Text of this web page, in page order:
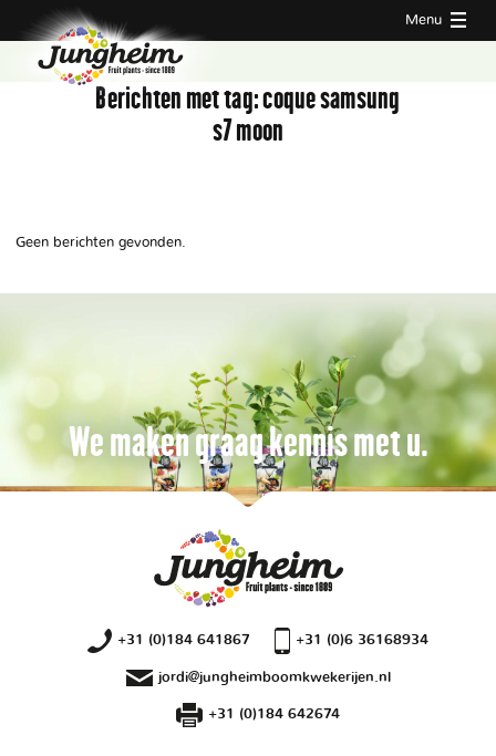
Menu
Berichten met tag:coque samsung
s7 moon
Geen berichten gevonden.
We maken graag kennis met u.
+31 (0)184 641867 +31 (0)6 36168934
jordi@jungheimboomkwekerijen.nl
+31 (0)184 642674